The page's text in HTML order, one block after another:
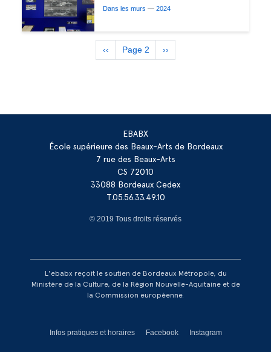
Dans les murs — 2024
Pagination
Page
précédente
‹‹ Page 2
Page
suivante
››
EBABX
École supérieure des Beaux-Arts de Bordeaux
7 rue des Beaux-Arts
CS 72010
33088 Bordeaux Cedex
T.05.56.33.49.10
© 2019 Tous droits réservés
L'ebabx reçoit le soutien de Bordeaux Métropole, du
Ministère de la Culture, de la Région Nouvelle-Aquitaine et de
la Commission européenne.
Réseaux footer
Infos pratiques et horaires Facebook Instagram